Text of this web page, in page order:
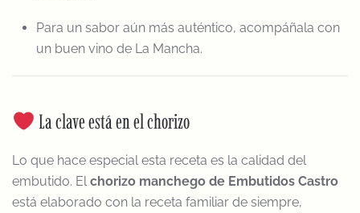
Para un sabor aún más auténtico, acompáñala con
un buen vino de La Mancha.
La clave está en el chorizo
Lo que hace especial esta receta es la calidad del
embutido. Elchorizo manchego de Embutidos Castro
está elaborado con la receta familiar de siempre,